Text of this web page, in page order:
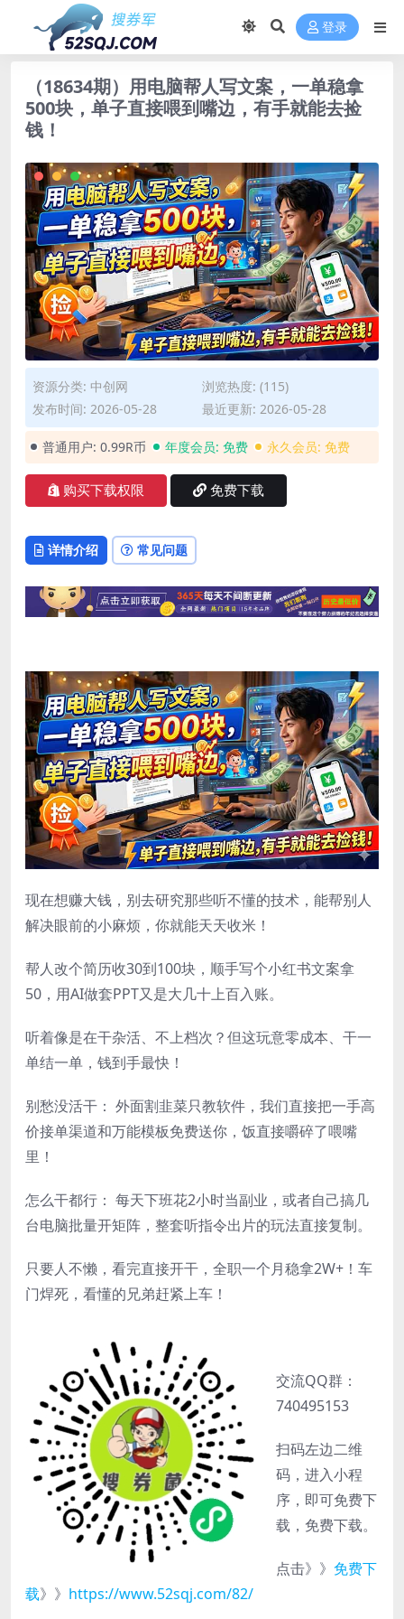
登录
（18634期）用电脑帮人写文案，一单稳拿
500块，单子直接喂到嘴边，有手就能去捡
钱！
资源分类: 中创网
浏览热度: (115)
发布时间: 2026-05-28
最近更新: 2026-05-28
普通用户: 0.99R币 年度会员: 免费 永久会员: 免费
购买下载权限 免费下载
详情介绍 常见问题
现在想赚大钱，别去研究那些听不懂的技术，能帮别人
解决眼前的小麻烦，你就能天天收米！
帮人改个简历收30到100块，顺手写个小红书文案拿
50，用AI做套PPT又是大几十上百入账。
听着像是在干杂活、不上档次？但这玩意零成本、干一
单结一单，钱到手最快！
别愁没活干： 外面割韭菜只教软件，我们直接把一手高
价接单渠道和万能模板免费送你，饭直接嚼碎了喂嘴
里！
怎么干都行： 每天下班花2小时当副业，或者自己搞几
台电脑批量开矩阵，整套听指令出片的玩法直接复制。
只要人不懒，看完直接开干，全职一个月稳拿2W+！车
门焊死，看懂的兄弟赶紧上车！
交流QQ群：
740495153
扫码左边二维
码，进入小程
序，即可免费下
载，免费下载。
点击》》 免费下
载》》 https://www.52sqj.com/82/